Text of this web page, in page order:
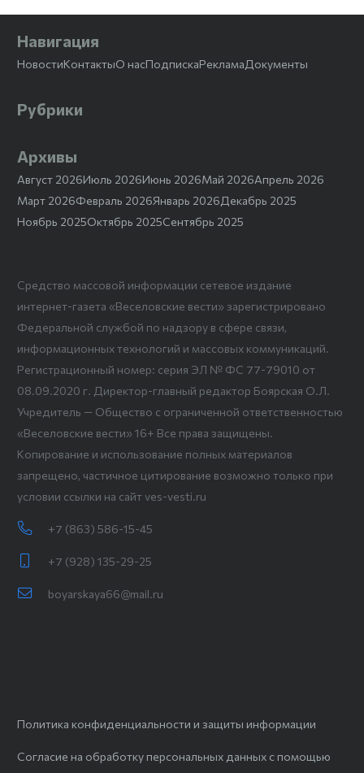
Навигация
НовостиКонтактыО насПодпискаРекламаДокументы
Рубрики
Архивы
Август 2026Июль 2026Июнь 2026Май 2026Апрель 2026
Март 2026Февраль 2026Январь 2026Декабрь 2025
Ноябрь 2025Октябрь 2025Сентябрь 2025
Средство массовой информации сетевое издание
интернет-газета «Веселовские вести» зарегистрировано
Федеральной службой по надзору в сфере связи,
информационных технологий и массовых коммуникаций.
Регистрационный номер: серия ЭЛ № ФС 77-79010 от
08.09.2020 г. Директор-главный редактор Боярская О.Л.
Учредитель — Общество с ограниченной ответственностью
«Веселовские вести» 16+ Все права защищены.
Копирование и использование полных материалов
запрещено, частичное цитирование возможно только при
условии ссылки на сайт ves-vesti.ru
+7 (863) 586-15-45
+7 (928) 135-29-25
boyarskaya66@mail.ru
Политика конфиденциальности и защиты информации
Согласие на обработку персональных данных с помощью